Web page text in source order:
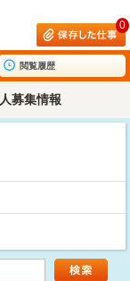
0
閲覧履歴
募集情報